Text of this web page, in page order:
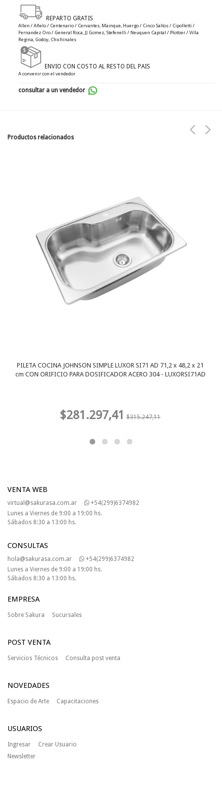
REPARTO GRATIS
Allen / Añelo / Centenario / Cervantes, Mainque, Huergo / Cinco Saltos / Cipolletti /
Fernandez Oro / General Roca, JJ Gomez, Stefenelli / Neuquen Capital / Plottier / Villa
Regina, Godoy, Chichinales
ENVIO CON COSTO AL RESTO DEL PAIS
A convenir con el vendedor
consultar a un vendedor
Productos relacionados
PILETA COCINA JOHNSON SIMPLE LUXOR SI71 AD 71,2 x 48,2 x 21
cm CON ORIFICIO PARA DOSIFICADOR ACERO 304 - LUXORSI71AD
$281.297,41 $315.247,11
VENTA WEB
virtual@sakurasa.com.ar
+54(299)6374982
Lunes a Viernes de 9:00 a 19:00 hs.
Sábados 8:30 a 13:00 hs.
CONSULTAS
hola@sakurasa.com.ar
+54(299)6374982
Lunes a Viernes de 9:00 a 19:00 hs.
Sábados 8:30 a 13:00 hs.
EMPRESA
Sobre Sakura Sucursales
POST VENTA
Servicios Técnicos Consulta post venta
NOVEDADES
Espacio de Arte Capacitaciones
USUARIOS
Ingresar
Crear Usuario
Newsletter